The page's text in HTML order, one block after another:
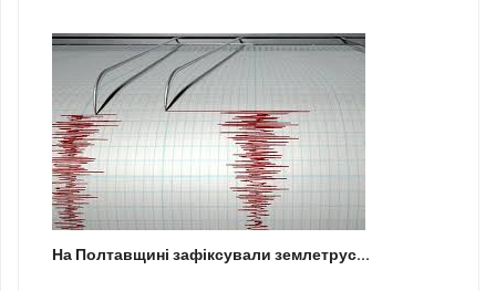
На Полтавщині зафіксували землетрус...